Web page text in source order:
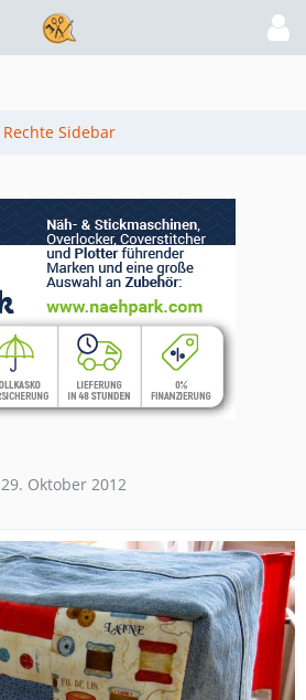
29. Oktober 2012